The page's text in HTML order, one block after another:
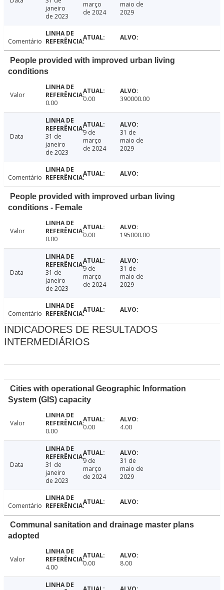
janeiro
de 2023
março
de 2024
maio de
2029
Comentário
People provided with improved urban living
conditions
Valor
0.00
0.00 390000.00
Data
31 de
janeiro
de 2023
9 de
março
de 2024
31 de
maio de
2029
Comentário
People provided with improved urban living
conditions - Female
Valor
0.00
0.00 195000.00
Data
31 de
janeiro
de 2023
9 de
março
de 2024
31 de
maio de
2029
Comentário
INDICADORES DE RESULTADOS
INTERMEDIÁRIOS
Cities with operational Geographic Information
System (GIS) capacity
Valor
0.00
0.00 4.00
Data
31 de
janeiro
de 2023
9 de
março
de 2024
31 de
maio de
2029
Comentário
Communal sanitation and drainage master plans
adopted
Valor
4.00
0.00 8.00